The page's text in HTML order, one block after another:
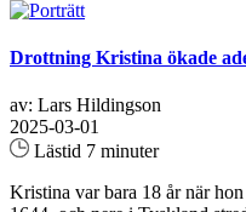
Drottning Kristina ökade
av: Lars Hildingson
2025-03-01
Lästid 7 minuter
Kristina var bara 18 år när